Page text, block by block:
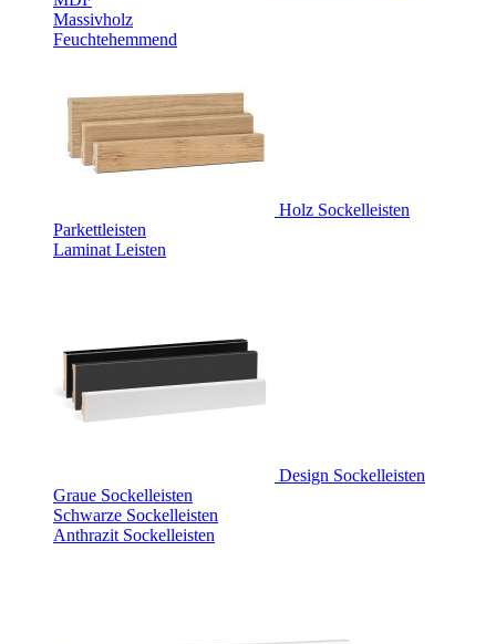
Massivholz
Feuchtehemmend
Holz Sockelleisten
Parkettleisten
Laminat Leisten
Design Sockelleisten
Graue Sockelleisten
Schwarze Sockelleisten
Anthrazit Sockelleisten